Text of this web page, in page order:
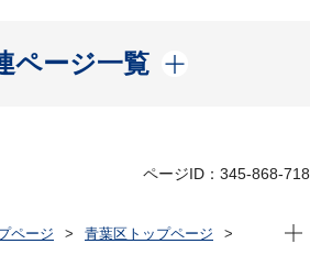
ページ一覧
開く
ページID：345-868-718
ページ
青葉区トップページ
現在